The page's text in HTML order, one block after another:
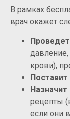
В рамках
врач окажет
крови),
рецепты
если они